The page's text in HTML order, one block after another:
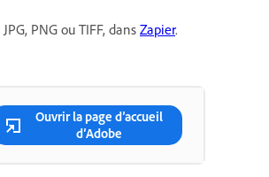
PNG ou TIFF, dans Zapier.
Ouvrir la page d’accueil
d’Adobe